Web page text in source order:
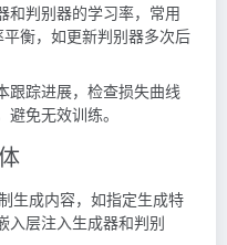
和判别器的学习率，常用
衡，如更新判别器多次后
跟踪进展，检查损失曲线
免无效训练。
生成内容，如指定生成特
入层注入生成器和判别